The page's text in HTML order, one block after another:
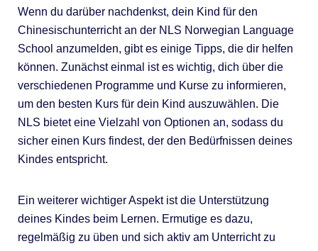
Wenn du darüber nachdenkst, dein Kind für den
Chinesischunterricht an der NLS Norwegian Language
School anzumelden, gibt es einige Tipps, die dir helfen
können. Zunächst einmal ist es wichtig, dich über die
verschiedenen Programme und Kurse zu informieren,
um den besten Kurs für dein Kind auszuwählen. Die
NLS bietet eine Vielzahl von Optionen an, sodass du
sicher einen Kurs findest, der den Bedürfnissen deines
Kindes entspricht.
Ein weiterer wichtiger Aspekt ist die Unterstützung
deines Kindes beim Lernen. Ermutige es dazu,
regelmäßig zu üben und sich aktiv am Unterricht zu